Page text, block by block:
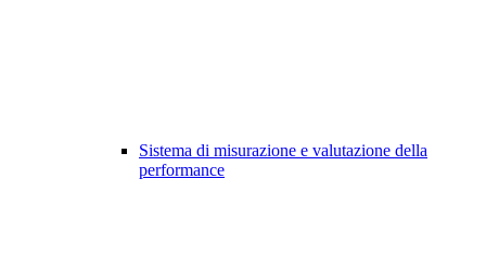
Sistema di misurazione e valutazione della
performance